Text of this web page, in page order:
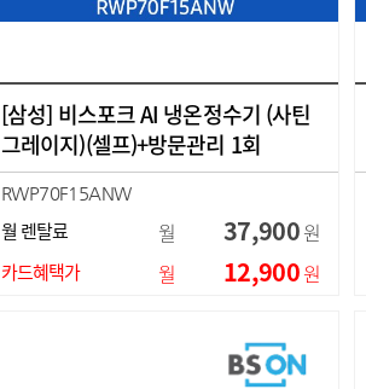
[삼성] 비스포크 AI 냉온정수기 (사틴
그레이지)(셀프)+방문관리 1회
RWP70F15ANW
월 렌탈료 월 37,900원
카드혜택가 월 12,900원